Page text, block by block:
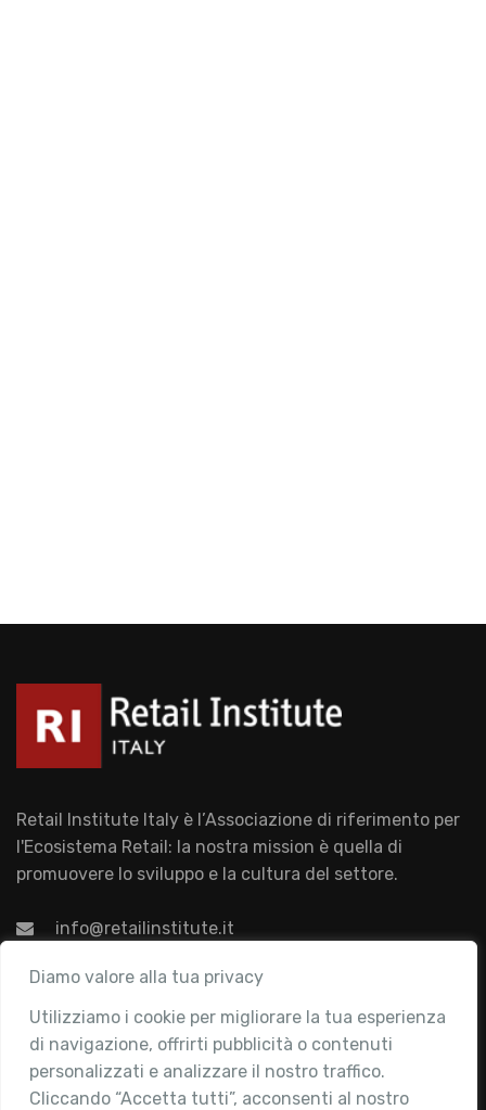
Diamo valore alla tua privacy
Utilizziamo i cookie per migliorare la tua esperienza
di navigazione, offrirti pubblicità o contenuti
personalizzati e analizzare il nostro traffico.
Cliccando “Accetta tutti”, acconsenti al nostro
Retail Institute Italy è l’Associazione di riferimento per
l'Ecosistema Retail: la nostra mission è quella di
promuovere lo sviluppo e la cultura del settore.
info@retailinstitute.it
Associazione
Chi siamo
Attività
Contatti